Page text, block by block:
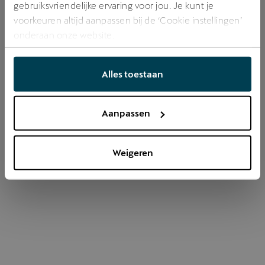
gebruiksvriendelijke ervaring voor jou. Je kunt je
voorkeuren altijd aanpassen bij de ‘Cookie instellingen’
onderaan onze website.
Alles toestaan
Aanpassen
Weigeren
Refresh